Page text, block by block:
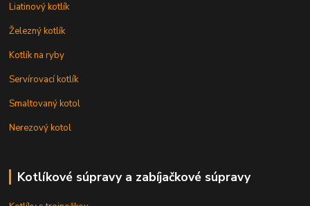
Liatinový kotlík
Železný kotlík
Kotlík na ryby
Servírovací kotlík
Smaltovaný kotol
Nerezový kotol
Kotlíkové súpravy a zabíjačkové súpravy